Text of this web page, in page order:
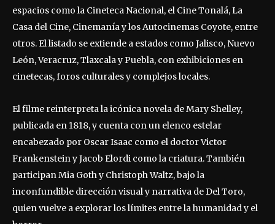
espacios como la Cineteca Nacional, el Cine Tonalá, La
Casa del Cine, Cinemanía y los Autocinemas Coyote, entre
otros. El listado se extiende a estados como Jalisco, Nuevo
León, Veracruz, Tlaxcala y Puebla, con exhibiciones en
cinetecas, foros culturales y complejos locales.
El filme reinterpreta la icónica novela de Mary Shelley,
publicada en 1818, y cuenta con un elenco estelar
encabezado por Oscar Isaac como el doctor Victor
Frankenstein y Jacob Elordi como la criatura. También
participan Mia Goth y Christoph Waltz, bajo la
inconfundible dirección visual y narrativa de Del Toro,
quien vuelve a explorar los límites entre la humanidad y el